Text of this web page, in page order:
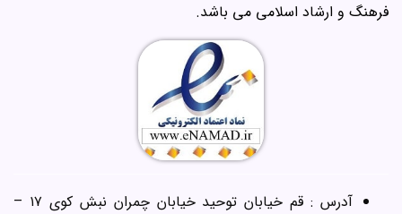
فرهنگ و ارشاد اسلامی می باشد.
آدرس : قم خیابان توحید خیابان چمران نبش کوی ۱۷ –